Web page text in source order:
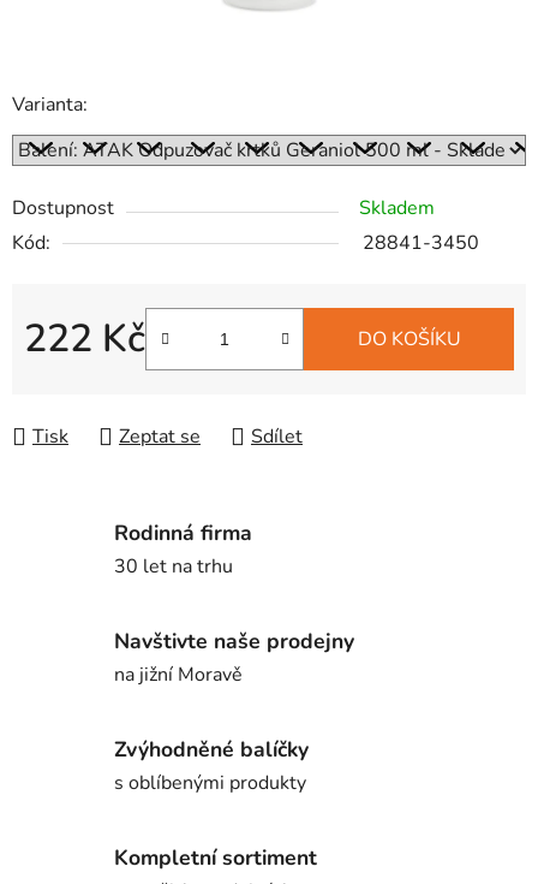
Varianta:
Dostupnost
Skladem
Kód:
28841-3450
222 Kč DO KOŠÍKU
Tisk Zeptat se Sdílet
Rodinná firma
30 let na trhu
Navštivte naše prodejny
na jižní Moravě
Zvýhodněné balíčky
s oblíbenými produkty
Kompletní sortiment